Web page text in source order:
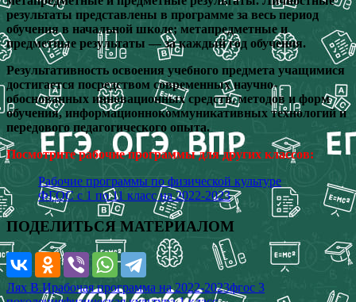
результаты представлены в программе за весь период
обучения в начальной школе; метапредметные и
предметные результаты — за каждый год обучения.
Результативность освоения учебного предмета учащимися
достигается посредством современных научно-
обоснованных инновационных средств, методов и форм
обучения, информационнокоммуникативных технологий и
передового педагогического опыта.
Посмотрите рабочие программы для других классов:
Рабочие программы по физической культуре
ФГОС с 1 по 11 класс на 2022-2023
ПОДЕЛИТЬСЯ МАТЕРИАЛОМ
Лях В.Ирабочая программа на 2022-2023фгос 3